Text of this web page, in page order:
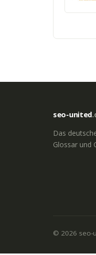
seo-united
Das
Glossar und
© 2026 seo-